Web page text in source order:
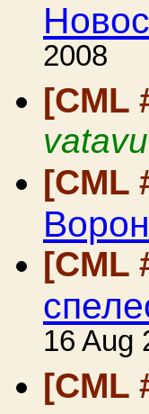
2008
[CML
vatavu
[CML
[CML
16 Aug
[CML